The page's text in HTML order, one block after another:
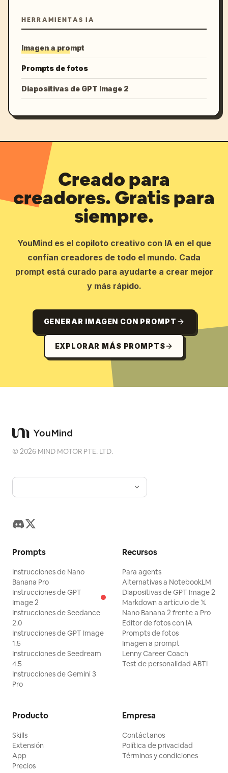
HERRAMIENTAS IA
Imagen a prompt
Prompts de fotos
Diapositivas de GPT Image 2
Creado para
creadores. Gratis para
siempre.
YouMind es el copiloto creativo con IA en el que
confían creadores de todo el mundo. Cada
prompt está curado para ayudarte a crear mejor
y más rápido.
GENERAR IMAGEN CON PROMPT
EXPLORAR MÁS PROMPTS
©2026 MIND MOTOR PTE. LTD.
Prompts
Instrucciones de Nano
Banana Pro
Instrucciones de GPT
Image 2
Instrucciones de Seedance
2.0
Instrucciones de GPT Image
1.5
Instrucciones de Seedream
4.5
Instrucciones de Gemini 3
Pro
Recursos
Para agents
Alternativas a NotebookLM
Diapositivas de GPT Image 2
Markdown a artículo de 𝕏
Nano Banana 2 frente a Pro
Editor de fotos con IA
Prompts de fotos
Imagen a prompt
Lenny Career Coach
Test de personalidad ABTI
Producto
Skills
Extensión
App
Precios
Empresa
Contáctanos
Política de privacidad
Términos y condiciones